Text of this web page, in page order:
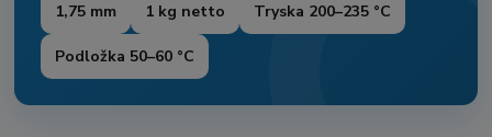
1,75 mm 1 kg netto Tryska 200–235 °C
Podložka 50–60 °C